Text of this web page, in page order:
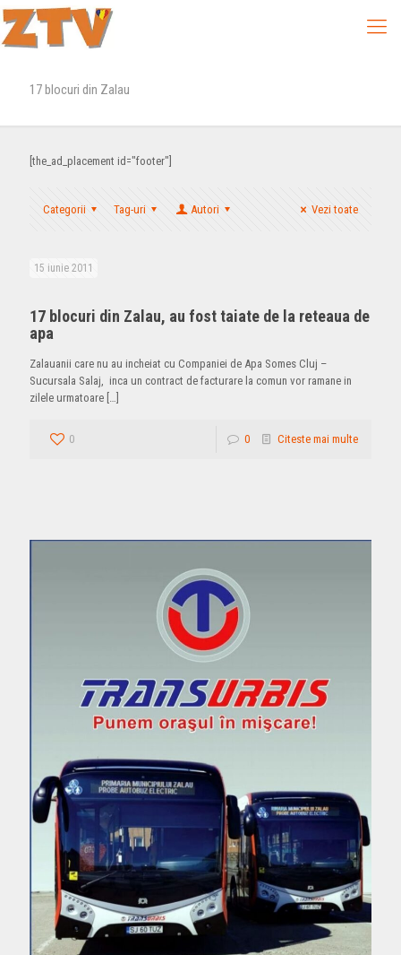
17 blocuri din Zalau
[the_ad_placement id="footer"]
Categorii Tag-uri Autori Vezi toate
15 iunie 2011
17 blocuri din Zalau, au fost taiate de la reteaua de
apa
Zalauanii care nu au incheiat cu Companiei de Apa Somes Cluj –
Sucursala Salaj, inca un contract de facturare la comun vor ramane in
zilele urmatoare […]
0 0 Citeste mai multe